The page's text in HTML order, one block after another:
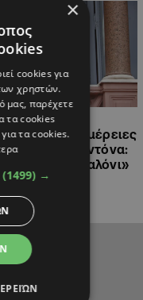
10:41
λεπτομέρειες
νεκρό Μαραντόνα:
σαν μπαλόνι»
×
cookies για
χρηστών.
μας, παρέχετε
τα cookies
τα cookies.
(1499) →